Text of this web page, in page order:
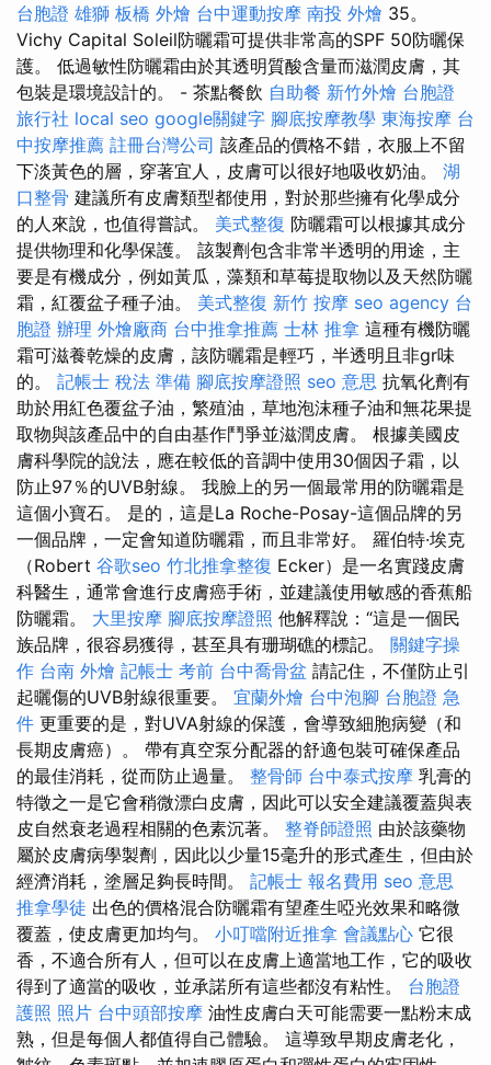
台胞證 雄獅 板橋 外燴 台中運動按摩 南投 外燴 35。
Vichy Capital Soleil防曬霜可提供非常高的SPF 50防曬保
護。 低過敏性防曬霜由於其透明質酸含量而滋潤皮膚，其
包裝是環境設計的。 - 茶點餐飲 自助餐 新竹外燴 台胞證
旅行社 local seo google關鍵字 腳底按摩教學 東海按摩 台
中按摩推薦 註冊台灣公司 該產品的價格不錯，衣服上不留
下淡黃色的層，穿著宜人，皮膚可以很好地吸收奶油。 湖
口整骨 建議所有皮膚類型都使用，對於那些擁有化學成分
的人來說，也值得嘗試。 美式整復 防曬霜可以根據其成分
提供物理和化學保護。 該製劑包含非常半透明的用途，主
要是有機成分，例如黃瓜，藻類和草莓提取物以及天然防曬
霜，紅覆盆子種子油。 美式整復 新竹 按摩 seo agency 台
胞證 辦理 外燴廠商 台中推拿推薦 士林 推拿 這種有機防曬
霜可滋養乾燥的皮膚，該防曬霜是輕巧，半透明且非gr味
的。 記帳士 稅法 準備 腳底按摩證照 seo 意思 抗氧化劑有
助於用紅色覆盆子油，繁殖油，草地泡沫種子油和無花果提
取物與該產品中的自由基作鬥爭並滋潤皮膚。 根據美國皮
膚科學院的說法，應在較低的音調中使用30個因子霜，以
防止97％的UVB射線。 我臉上的另一個最常用的防曬霜是
這個小寶石。 是的，這是La Roche-Posay-這個品牌的另
一個品牌，一定會知道防曬霜，而且非常好。 羅伯特·埃克
（Robert 谷歌seo 竹北推拿整復 Ecker）是一名實踐皮膚
科醫生，通常會進行皮膚癌手術，並建議使用敏感的香蕉船
防曬霜。 大里按摩 腳底按摩證照 他解釋說：“這是一個民
族品牌，很容易獲得，甚至具有珊瑚礁的標記。 關鍵字操
作 台南 外燴 記帳士 考前 台中喬骨盆 請記住，不僅防止引
起曬傷的UVB射線很重要。 宜蘭外燴 台中泡腳 台胞證 急
件 更重要的是，對UVA射線的保護，會導致細胞病變（和
長期皮膚癌）。 帶有真空泵分配器的舒適包裝可確保產品
的最佳消耗，從而防止過量。 整骨師 台中泰式按摩 乳膏的
特徵之一是它會稍微漂白皮膚，因此可以安全建議覆蓋與表
皮自然衰老過程相關的色素沉著。 整脊師證照 由於該藥物
屬於皮膚病學製劑，因此以少量15毫升的形式產生，但由於
經濟消耗，塗層足夠長時間。 記帳士 報名費用 seo 意思
推拿學徒 出色的價格混合防曬霜有望產生啞光效果和略微
覆蓋，使皮膚更加均勻。 小叮噹附近推拿 會議點心 它很
香，不適合所有人，但可以在皮膚上適當地工作，它的吸收
得到了適當的吸收，並承諾所有這些都沒有粘性。 台胞證
護照 照片 台中頭部按摩 油性皮膚白天可能需要一點粉末成
熟，但是每個人都值得自己體驗。 這導致早期皮膚老化，